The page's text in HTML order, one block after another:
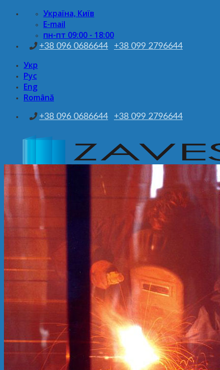
Skip
Україна, Київ
E-mail
пн-пт 09:00 - 18:00
+38 096 0686644 +38 099 2796644
Укр
Рус
Eng
Română
+38 096 0686644 +38 099 2796644
Продукція
ПВХ стрічка Extruflex
Finevinyl ПВХ плівка
ПВХ завіси
Маятникові двері
М’які вікна
Маятникові петлі
Швидкісні ворота
Застосування
Барні двері
Прозора скатертина
Перегородки для автомийок
Зварювальні екрани